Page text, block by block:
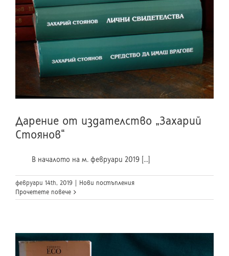
Дарение от издателство „Захарий
Стоянов“
В началото на м. февруари 2019 [...]
февруари 14th, 2019
Нови постъпления
Прочетете повече